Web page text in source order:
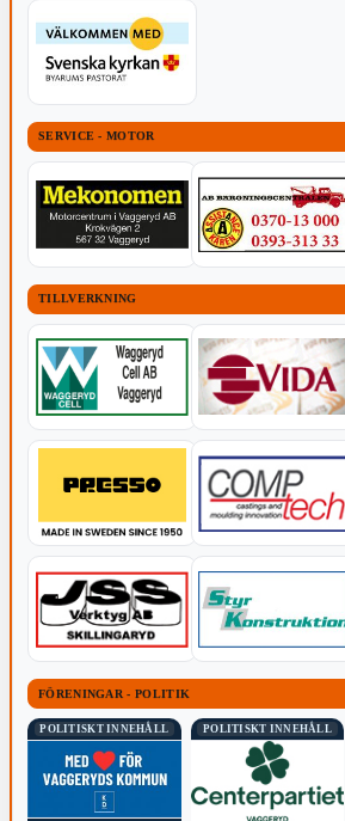
SERVICE - MOTOR
TILLVERKNING
FÖRENINGAR - POLITIK
POLITISKT INNEHÅLL POLITISKT INNEHÅLL